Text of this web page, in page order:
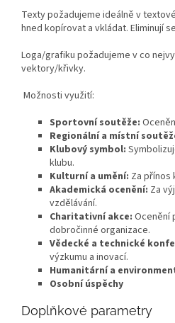
Texty požadujeme ideálně v
hned kopírovat a vkládat. Eliminují
Loga/grafiku požadujeme v co
vektory/křivky.
Možnosti využití:
Sportovní soutěže:
Regionální a místní
Klubový symbol:
klubu.
Kulturní a umění: Za přínos
Akademická ocenění: Za
vzdělávání.
Charitativní akce: Ocenění
dobročinné organizace.
Vědecké a technické
výzkumu a inovací.
Humanitární a
Osobní úspěchy
Doplňkové parametry